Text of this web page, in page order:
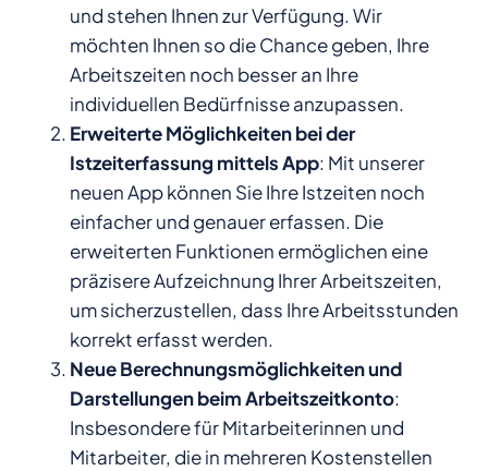
und stehen Ihnen zur Verfügung. Wir
möchten Ihnen so die Chance geben, Ihre
Arbeitszeiten noch besser an Ihre
individuellen Bedürfnisse anzupassen.
Erweiterte Möglichkeiten bei der
Istzeiterfassung mittels App: Mit unserer
neuen App können Sie Ihre Istzeiten noch
einfacher und genauer erfassen. Die
erweiterten Funktionen ermöglichen eine
präzisere Aufzeichnung Ihrer Arbeitszeiten,
um sicherzustellen, dass Ihre Arbeitsstunden
korrekt erfasst werden.
Neue Berechnungsmöglichkeiten und
Darstellungen beim Arbeitszeitkonto:
Insbesondere für Mitarbeiterinnen und
Mitarbeiter, die in mehreren Kostenstellen